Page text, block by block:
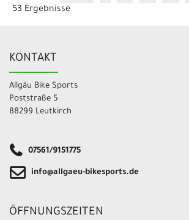
53 Ergebnisse
KONTAKT
Allgäu Bike Sports
Poststraße 5
88299 Leutkirch
07561/9151775
info@allgaeu-bikesports.de
ÖFFNUNGSZEITEN